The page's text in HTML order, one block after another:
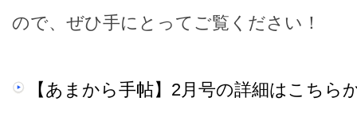
ので、ぜひ手にとってご覧ください！
【あまから手帖】2月号の詳細はこちら